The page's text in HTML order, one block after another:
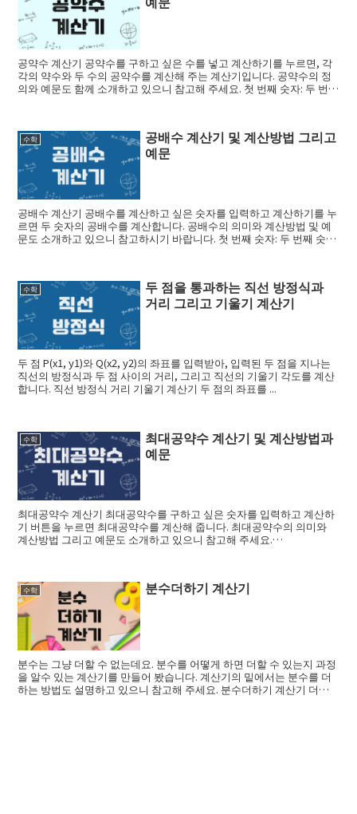
공약수 계산기 공약수를 구하고 싶은 수를 넣고 계산하기를 누르면, 각
각의 약수와 두 수의 공약수를 계산해 주는 계산기입니다. 공약수의 정
의와 예문도 함께 소개하고 있으니 참고해 주세요. 첫 번째 숫자: 두 번째
수학
공배수 계산기 및 계산방법 그리고
예문
공배수 계산기 공배수를 계산하고 싶은 숫자를 입력하고 계산하기를 누
르면 두 숫자의 공배수를 계산합니다. 공배수의 의미와 계산방법 및 예
문도 소개하고 있으니 참고하시기 바랍니다. 첫 번째 숫자: 두 번째 숫자:
수학
두 점을 통과하는 직선 방정식과
거리 그리고 기울기 계산기
두 점 P(x1, y1)와 Q(x2, y2)의 좌표를 입력받아, 입력된 두 점을 지나는
직선의 방정식과 두 점 사이의 거리, 그리고 직선의 기울기 각도를 계산
합니다. 직선 방정식 거리 기울기 계산기 두 점의 좌표를 ...
수학
최대공약수 계산기 및 계산방법과
예문
최대공약수 계산기 최대공약수를 구하고 싶은 숫자를 입력하고 계산하
기 버튼을 누르면 최대공약수를 계산해 줍니다. 최대공약수의 의미와
계산방법 그리고 예문도 소개하고 있으니 참고해 주세요.
수학 분수더하기 계산기
분수는 그냥 더할 수 없는데요. 분수를 어떻게 하면 더할 수 있는지 과정
을 알수 있는 계산기를 만들어 봤습니다. 계산기의 밑에서는 분수를 더
하는 방법도 설명하고 있으니 참고해 주세요. 분수더하기 계산기 더하